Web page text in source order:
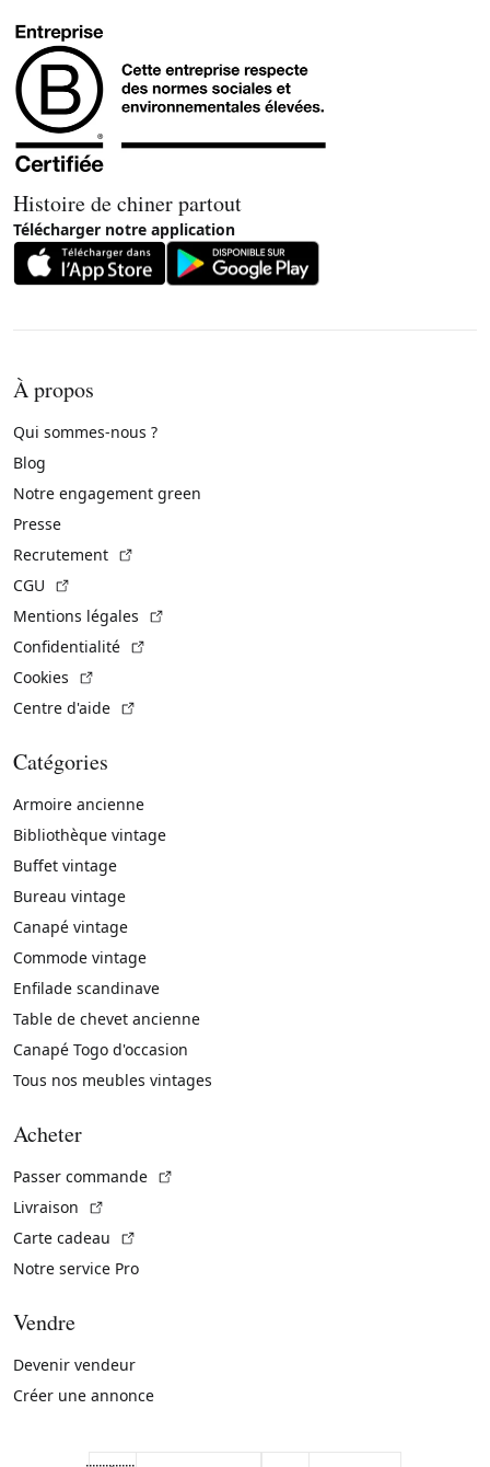
Histoire de chiner partout
Télécharger notre application
À propos
Qui sommes-nous ?
Blog
Notre engagement green
Presse
Recrutement
CGU
Mentions légales
Confidentialité
Cookies
Centre d'aide
Catégories
Armoire ancienne
Bibliothèque vintage
Buffet vintage
Bureau vintage
Canapé vintage
Commode vintage
Enfilade scandinave
Table de chevet ancienne
Canapé Togo d'occasion
Tous nos meubles vintages
Acheter
Passer commande
Livraison
Carte cadeau
Notre service Pro
Vendre
Devenir vendeur
Créer une annonce